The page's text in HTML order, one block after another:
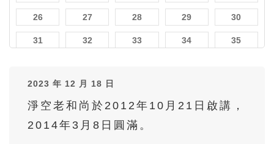
26 27 28 29 30
31 32 33 34 35
41 42
46 47 48 49 50
52 53
2023 年 12 月 18 日
淨空老和尚於2012年10月21日啟講，
2014年3月8日圓滿。